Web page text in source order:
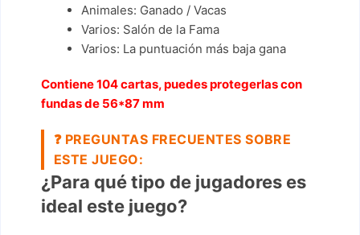
Animales: Ganado / Vacas
Varios: Salón de la Fama
Varios: La puntuación más baja gana
Contiene 104 cartas, puedes protegerlas con
fundas de 56*87 mm
❓ PREGUNTAS FRECUENTES SOBRE
ESTE JUEGO:
¿Para qué tipo de jugadores es
ideal este juego?